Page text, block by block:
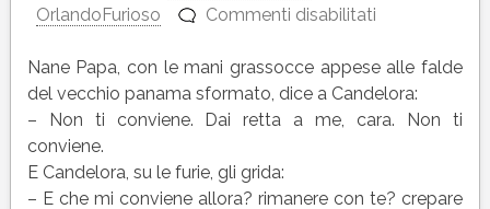
OrlandoFurioso
Commenti disabilitati
di
Luigi
Pirandello
Nane Papa, con le mani grassocce appese alle falde
del vecchio panama sformato, dice a Candelora:
– Non ti conviene. Dai retta a me, cara. Non ti
conviene.
E Candelora, su le furie, gli grida:
– E che mi conviene allora? rimanere con te? crepare